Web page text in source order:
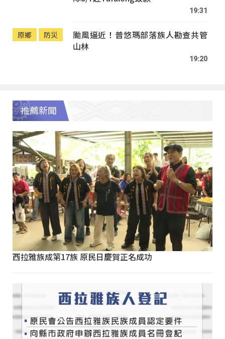
19:31
原鄉 防災
颱風逼近！普悠瑪部落族人勘查共管
山林
19:20
推薦新聞
西拉雅族成第17族 原民日慶賀正名成功